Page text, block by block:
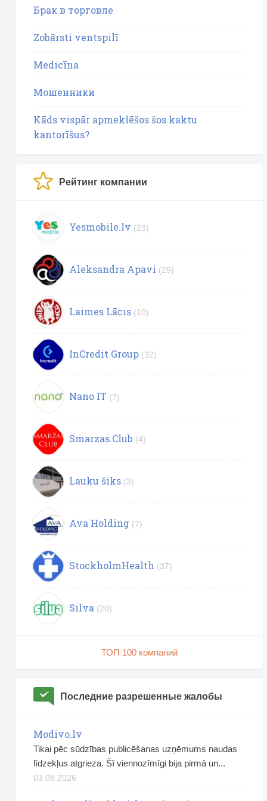
Брак в торговле
Zobārsti ventspilī
Medicīna
Мошенники
Kāds vispār apmeklēšos šos kaktu
kantorīšus?
Рейтинг компании
Yesmobile.lv (23)
Aleksandra Apavi (25)
Laimes Lācis (10)
InCredit Group (32)
Nano IT (7)
Smarzas.Club (4)
Lauku šiks (3)
Ava Holding (7)
StockholmHealth (37)
Silva (20)
ТОП 100 компаний
Последние разрешенные жалобы
Modivo.lv
Tikai pēc sūdzības publicēšanas uzņēmums naudas
līdzekļus atgrieza. Šī viennozīmīgi bija pirmā un...
03.08.2026